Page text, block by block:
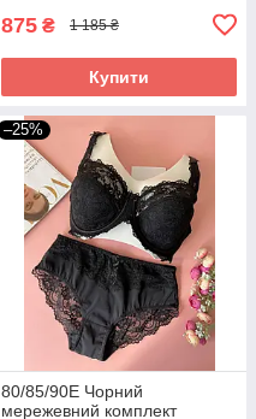
875 ₴ 1 185 ₴
Купити
–25%
80/85/90Е Чорний
мережевний комплект